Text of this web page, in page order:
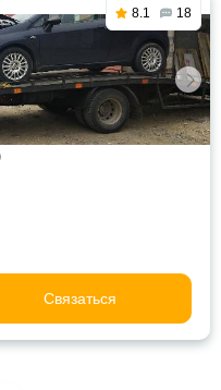
8.1 18
Связаться